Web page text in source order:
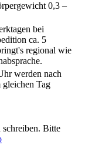
0,3 –
bei
ca. 5
regional wie
werden nach
Tag
Bitte